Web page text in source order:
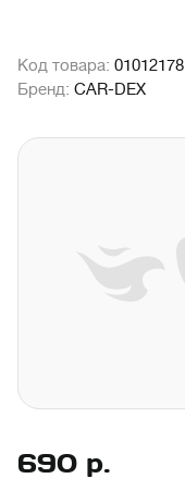
Код товара: 01012178
Бренд: CAR-DEX
690 р.